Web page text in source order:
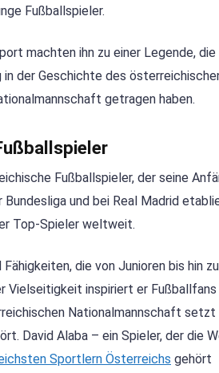
Fußballspieler.
machten ihn zu einer Legende,
der Geschichte des
getragen haben.
Fußballspieler, der seine
und bei Real Madrid
Top-Spieler weltweit.
die von Junioren bis hin
inspiriert er Fußballfans
Nationalmannschaft
David Alaba – ein Spieler, der die
Sportlern Österreichs gehört